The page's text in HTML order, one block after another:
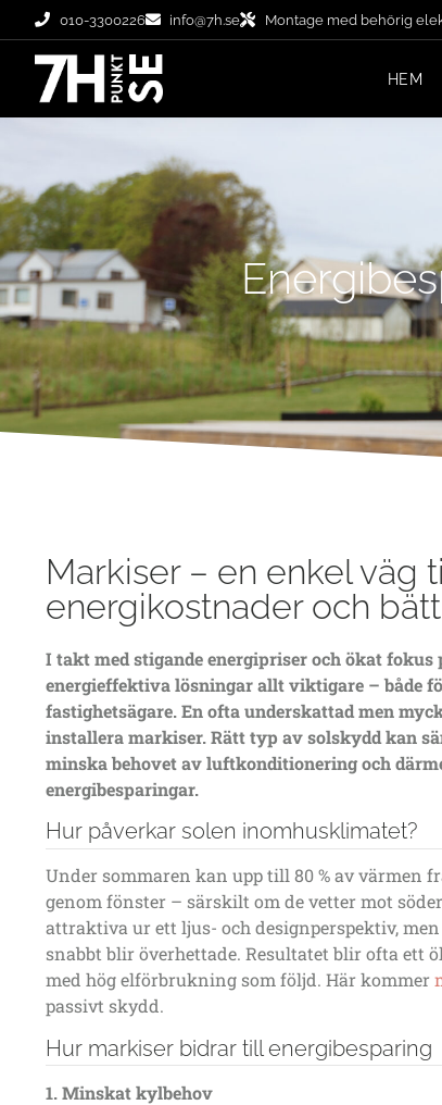
010-3300226 info@7h.se Montage med behörig
HEM
Markiser – en enkel väg
energikostnader och
I takt med stigande energipriser och ökat
energieffektiva lösningar allt viktigare – både
fastighetsägare. En ofta underskattad men
installeramarkiser. Rätt typ av solskydd kan
minska behovet av luftkonditionering och
energibesparingar.
Hur påverkar solen inomhusklimatet?
Under sommaren kan upp till80 % av värmen
genom fönster – särskilt om de vetter mot
attraktiva ur ett ljus- och designperspektiv,
snabbt blir överhettade. Resultatet blir ofta ett
med hög elförbrukning som följd. Här kommer
passivt skydd.
Hur markiser bidrar till energibesparing
1. Minskat kylbehov